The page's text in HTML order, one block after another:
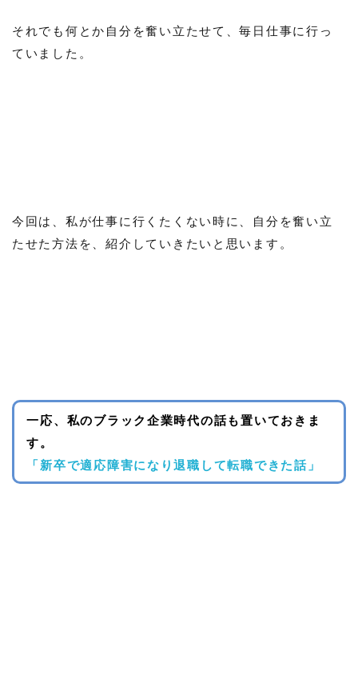
それでも何とか自分を奮い立たせて、毎日仕事に行っ
ていました。
今回は、私が仕事に行くたくない時に、自分を奮い立
たせた方法を、紹介していきたいと思います。
一応、私のブラック企業時代の話も置いておきま
す。
「新卒で適応障害になり退職して転職できた話 」